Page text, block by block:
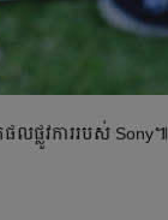
ល​ផ្លូវ​ការ​របស់​ Sony៕